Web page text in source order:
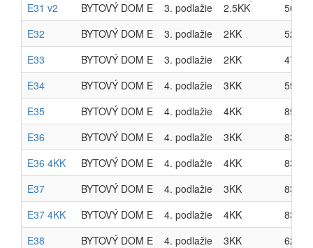
E31 v2
BYTOVÝ DOM E 3. podlažie 2.5KK
56.56
E32
BYTOVÝ DOM E 3. podlažie 2KK
52.48
E33
BYTOVÝ DOM E 3. podlažie 2KK
47.03
E34
BYTOVÝ DOM E 4. podlažie 3KK
59.64
E35
BYTOVÝ DOM E 4. podlažie 4KK
89.39
E36
BYTOVÝ DOM E 4. podlažie 3KK
83.57
E36 4KK
BYTOVÝ DOM E 4. podlažie 4KK
83.57
E37
BYTOVÝ DOM E 4. podlažie 3KK
83.57
E37 4KK
BYTOVÝ DOM E 4. podlažie 4KK
83.57
E38
BYTOVÝ DOM E 4. podlažie 3KK
62.00